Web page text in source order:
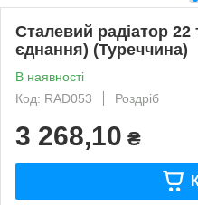
Сталевий радіатор 22
єднання) (Туреччина)
В наявності
Код: RAD053
Роздріб
3 268,10 ₴